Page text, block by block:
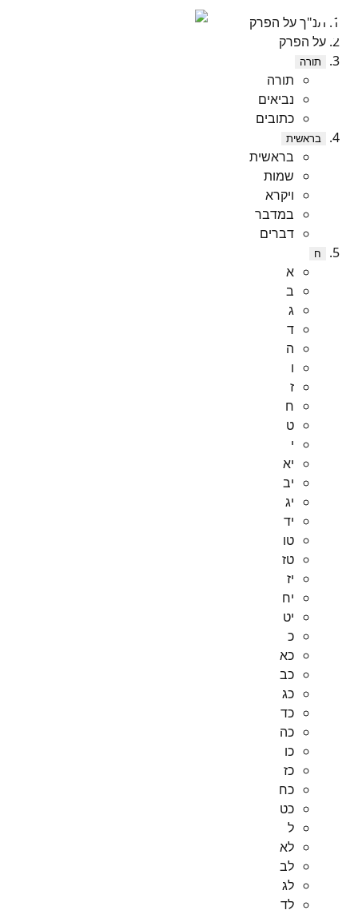
תנ"ך על הפרק
על הפרק
תורה
תורה
נביאים
כתובים
בראשית
בראשית
שמות
ויקרא
במדבר
דברים
ח
א
ב
ג
ד
ה
ו
ז
ח
ט
י
יא
יב
יג
יד
טו
טז
יז
יח
יט
כ
כא
כב
כג
כד
כה
כו
כז
כח
כט
ל
לא
לב
לג
לד